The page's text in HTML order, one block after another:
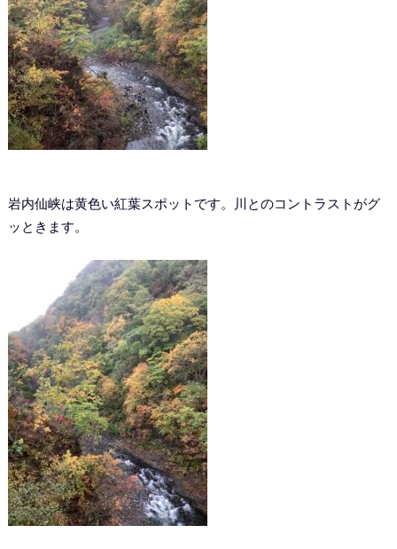
岩内仙峡は黄色い紅葉スポットです。川とのコントラストがグ
ッときます。